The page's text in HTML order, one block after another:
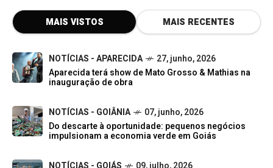
MAIS VISTOS MAIS RECENTES
NOTÍCIAS - APARECIDA
27, junho, 2026
Aparecida terá show de Mato Grosso & Mathias na
inauguração de obra
NOTÍCIAS - GOIÂNIA
07, junho, 2026
Do descarte à oportunidade: pequenos negócios
impulsionam a economia verde em Goiás